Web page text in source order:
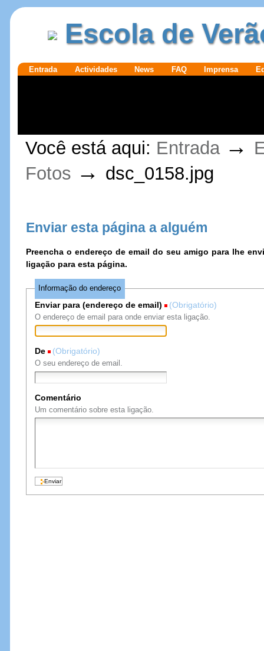
Ir para o
Escola de
SecçõesEntrada Actividades News FAQ Imprensa
Pessoais
Você está aqui: Entrada →
Fotos → dsc_0158.jpg
Enviar esta página a alguém
Preencha o endereço de email do seu amigo para lhe
ligação para esta página.
Informação do endereço
Enviar para (endereço de email) (Obrigatório)
O endereço de email para onde enviar esta ligação.
De (Obrigatório)
O seu endereço de email.
Comentário
Um comentário sobre esta ligação.